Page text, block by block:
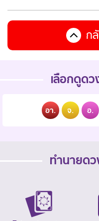
ก
เลือกดูด
อา. จ. อ.
ทำนายดว